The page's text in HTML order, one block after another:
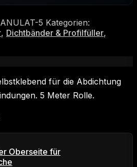
5 Kategorien:
, Dichtbänder & Profilfüller,
für die Abdichtung
5 Meter Rolle.